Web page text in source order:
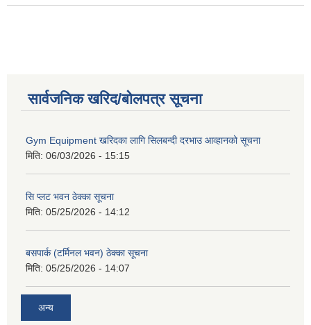
सार्वजनिक खरिद/बोलपत्र सूचना
Gym Equipment खरिदका लागि सिलबन्दी दरभाउ आव्हानको सूचना
मिति: 06/03/2026 - 15:15
सि प्लट भवन ठेक्का सूचना
मिति: 05/25/2026 - 14:12
बसपार्क (टर्मिनल भवन) ठेक्का सूचना
मिति: 05/25/2026 - 14:07
अन्य